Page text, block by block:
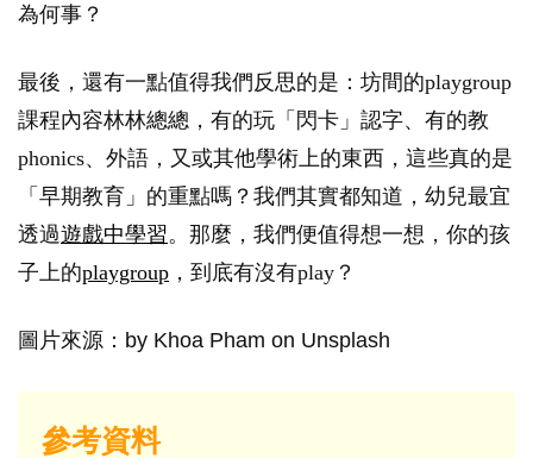
為何事？
最後，還有一點值得我們反思的是：坊間的playgroup
課程內容林林總總，有的玩「閃卡」認字、有的教
phonics、外語，又或其他學術上的東西，這些真的是
「早期教育」的重點嗎？我們其實都知道，幼兒最宜
透過遊戲中學習。那麼，我們便值得想一想，你的孩
子上的playgroup ，到底有沒有play？
圖片來源：by Khoa Pham on Unsplash
參考資料